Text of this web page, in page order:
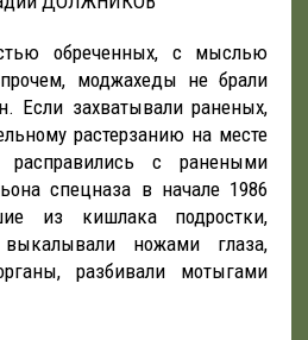
обреченных, с мыслью
моджахеды не брали
Если захватывали раненых,
растерзанию на месте
с ранеными
спецназа в начале 1986
из кишлака подростки,
ножами глаза,
разбивали мотыгами